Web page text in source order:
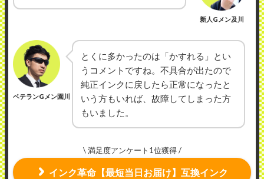
新人Gメン及川
ベテランGメン園川
とくに多かったのは「かすれる」とい
うコメントですね。不具合が出たので
純正インクに戻したら正常になったと
いう方もいれば、故障してしまった方
もいました。
\ 満足度アンケート1位獲得 /
インク革命【最短当日お届け】互換インク